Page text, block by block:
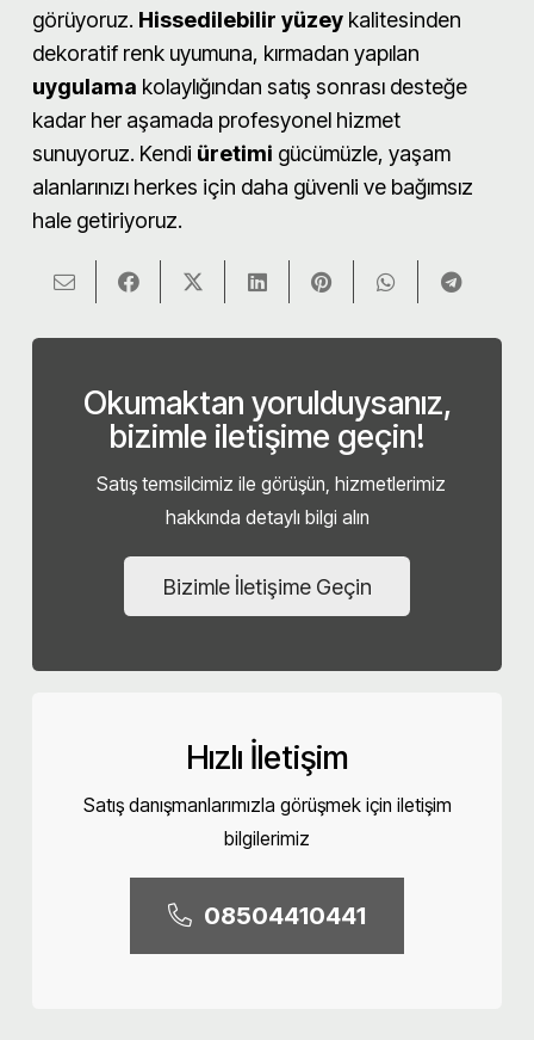
görüyoruz. Hissedilebilir yüzey kalitesinden
dekoratif renk uyumuna, kırmadan yapılan
uygulama kolaylığından satış sonrası desteğe
kadar her aşamada profesyonel hizmet
sunuyoruz. Kendi üretimi gücümüzle, yaşam
alanlarınızı herkes için daha güvenli ve bağımsız
hale getiriyoruz.
Okumaktan yorulduysanız,
bizimle iletişime geçin!
Satış temsilcimiz ile görüşün, hizmetlerimiz
hakkında detaylı bilgi alın
Bizimle İletişime Geçin
Hızlı İletişim
Satış danışmanlarımızla görüşmek için iletişim
bilgilerimiz
08504410441